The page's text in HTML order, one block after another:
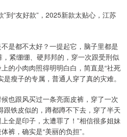
到“友好款”，2025新款太贴心，江苏
是都不太好？一提起它，脑子里都是
紧绷绷、硬邦邦的，穿一次跟受刑似
的小肉肉照得明明白白，简直是“社死
瘦子的专属，普通人穿了真的灾难。
也跟风买过一条亮面皮裤，穿了一次
跟铁皮似的，蹲都蹲不下去，穿了半天
全是印子，太遭罪了！”相信很多姐妹
裤，确实是“美丽的负担”。